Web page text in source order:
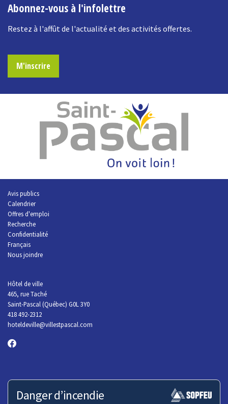
Abonnez-vous à l'infolettre
Restez à l'affût de l'actualité et des activités offertes.
M'inscrire
Avis publics
Calendrier
Offres d'emploi
Recherche
Confidentialité
Français
Nous joindre
Hôtel de ville
465, rue Taché
Saint-Pascal (Québec) G0L 3Y0
418 492-2312
hoteldeville@villestpascal.com
Danger d’incendie